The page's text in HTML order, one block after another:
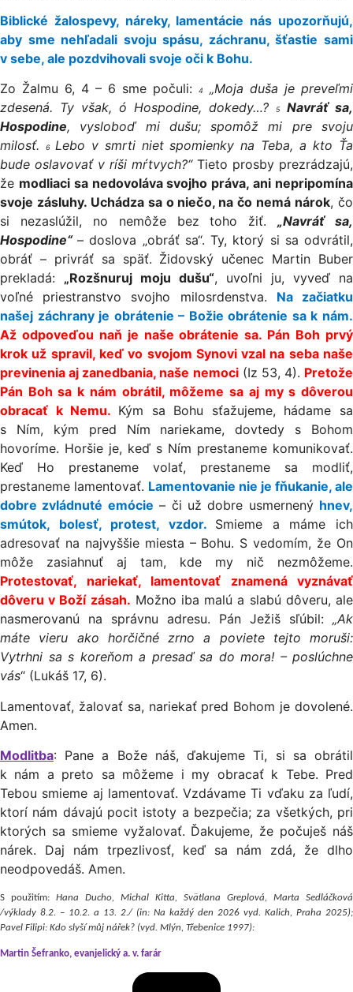
Biblické žalospevy, náreky, lamentácie nás upozorňujú,
aby sme nehľadali svoju spásu, záchranu, šťastie sami
v sebe, ale pozdvihovali svoje oči k Bohu.
Zo Žalmu 6, 4 – 6 sme počuli:
4
„Moja duša je preveľmi
zdesená. Ty však, ó Hospodine, dokedy…?
5
Navráť sa,
Hospodine, vysloboď mi dušu; spomôž mi pre svoju
milosť.
6 Lebo v smrti niet spomienky na Teba, a kto Ťa
bude oslavovať v ríši mŕtvych?“Tieto prosby prezrádzajú,
že modliaci sa nedovoláva svojho práva, ani nepripomína
svoje zásluhy. Uchádza sa o niečo, na čo nemá nárok, čo
si nezaslúžil, no nemôže bez toho žiť.„Navráť sa,
Hospodine“– doslova „obráť sa“. Ty, ktorý si sa odvrátil,
obráť – privráť sa späť. Židovský učenec Martin Buber
prekladá: „Rozšnuruj moju dušu“, uvoľni ju, vyveď na
voľné priestranstvo svojho milosrdenstva. Na začiatku
našej záchrany je obrátenie – Božie obrátenie sa k nám.
Až odpoveďou naň je naše obrátenie sa. Pán Boh prvý
krok už spravil, keď vo svojom Synovi vzal na seba naše
previnenia aj zanedbania, naše nemoci(Iz 53, 4). Pretože
Pán Boh sa k nám obrátil, môžeme sa aj my s dôverou
obracať k Nemu. Kým sa Bohu sťažujeme, hádame sa
s Ním, kým pred Ním nariekame, dovtedy s Bohom
hovoríme. Horšie je, keď s Ním prestaneme komunikovať.
Keď Ho prestaneme volať, prestaneme sa modliť,
prestaneme lamentovať. Lamentovanie nie je fňukanie, ale
dobre zvládnuté emócie – či už dobre usmernený hnev,
smútok, bolesť, protest, vzdor. Smieme a máme ich
adresovať na najvyššie miesta – Bohu. S vedomím, že On
môže zasiahnuť aj tam, kde my nič nezmôžeme.
Protestovať, nariekať, lamentovať znamená vyznávať
dôveru v Boží zásah. Možno iba malú a slabú dôveru, ale
nasmerovanú na správnu adresu. Pán Ježiš sľúbil: „Ak
máte vieru ako horčičné zrno a poviete tejto moruši:
Vytrhni sa s koreňom a presaď sa do mora! – poslúchne
vás“ (Lukáš 17, 6).
Lamentovať, žalovať sa, nariekať pred Bohom je dovolené.
Amen.
Modlitba: Pane a Bože náš, ďakujeme Ti, si sa obrátil
k nám a preto sa môžeme i my obracať k Tebe. Pred
Tebou smieme aj lamentovať. Vzdávame Ti vďaku za ľudí,
ktorí nám dávajú pocit istoty a bezpečia; za všetkých, pri
ktorých sa smieme vyžalovať. Ďakujeme, že počuješ náš
nárek. Daj nám trpezlivosť, keď sa nám zdá, že dlho
neodpovedáš. Amen.
S použitím: Hana Ducho, Michal Kitta, Svätlana Greplová, Marta Sedláčková
/výklady 8.2. – 10.2. a 13. 2./ (in: Na každý den 2026 vyd. Kalich, Praha 2025);
Pavel Filipi: Kdo slyší můj nářek? (vyd. Mlýn, Třebenice 1997):
Martin Šefranko, evanjelický a. v. farár